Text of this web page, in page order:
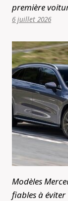
première
6 juillet 2026
Modèles
fiables à éviter